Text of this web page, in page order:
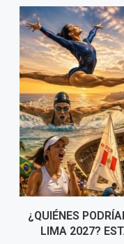
¿QUIÉNES
LIMA 2027?